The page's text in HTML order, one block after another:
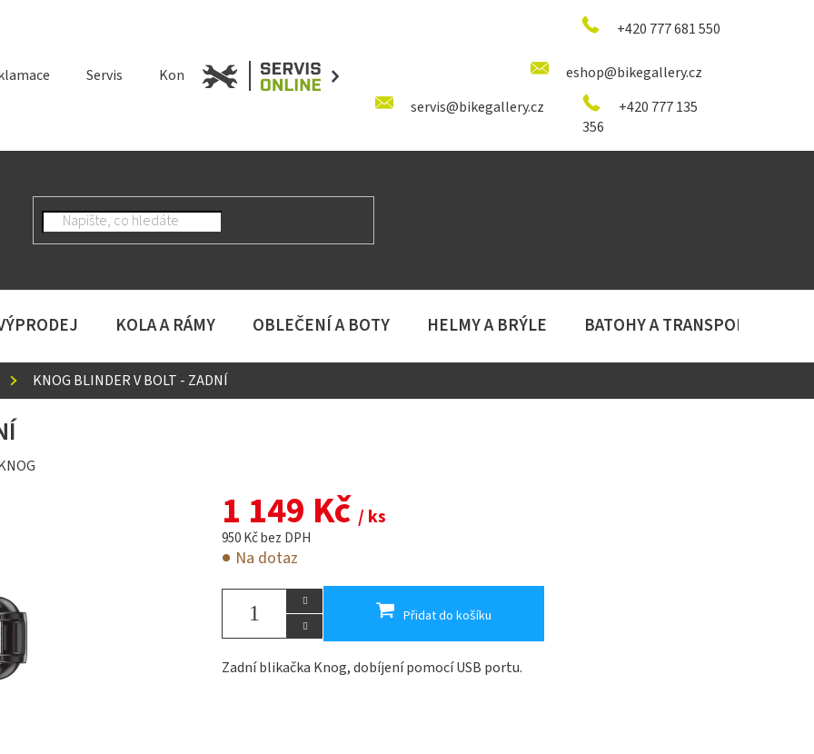
+420 777 681 550
eshop@bikegallery.cz
+420 777 135
356
servis@bikegallery.cz
Servis Kontakt
KOLA A RÁMY OBLEČENÍ A BOTY HELMY A BRÝLE BATOHY A TRANSPORT
KNOG BLINDER V BOLT - ZADNÍ
1 149 Kč / ks
950 Kč bez DPH
Na dotaz
Přidat do košíku
Zadní blikačka Knog, dobíjení pomocí USB portu.